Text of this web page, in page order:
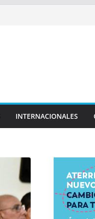
INTERNACIONALES